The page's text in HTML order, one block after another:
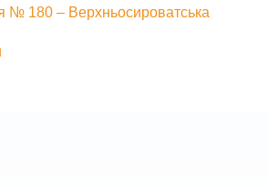
№ 180 – Верхньосироватська